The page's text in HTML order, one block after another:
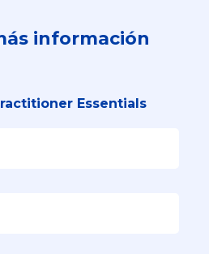
información
Essentials